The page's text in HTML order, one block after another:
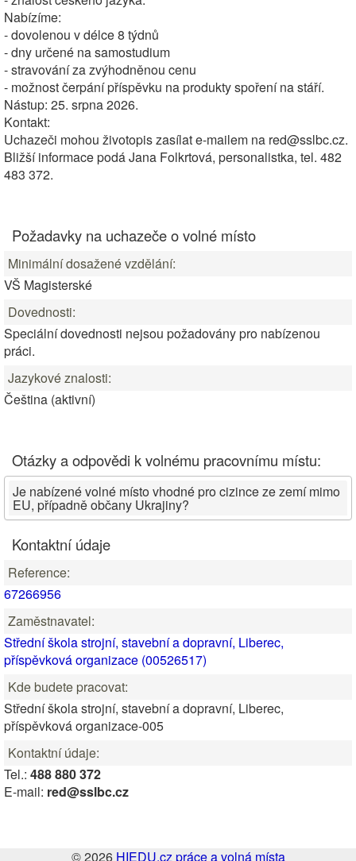
Nabízíme:
- dovolenou v délce 8 týdnů
- dny určené na samostudium
- stravování za zvýhodněnou cenu
- možnost čerpání příspěvku na produkty spoření na stáří.
Nástup: 25. srpna 2026.
Kontakt:
Uchazeči mohou životopis zasílat e-mailem na red@sslbc.cz.
Bližší informace podá Jana Folkrtová, personalistka, tel. 482
483 372.
Požadavky na uchazeče o volné místo
Minimální dosažené vzdělání:
VŠ Magisterské
Dovednosti:
Speciální dovednosti nejsou požadovány pro nabízenou
práci.
Jazykové znalosti:
Čeština (aktivní)
Otázky a odpovědi k volnému pracovnímu místu:
Je nabízené volné místo vhodné pro cizince ze zemí mimo
EU, případně občany Ukrajiny?
Kontaktní údaje
Reference:
67266956
Zaměstnavatel:
Střední škola strojní, stavební a dopravní, Liberec,
příspěvková organizace (00526517)
Kde budete pracovat:
Střední škola strojní, stavební a dopravní, Liberec,
příspěvková organizace-005
Kontaktní údaje:
Tel.: 488 880 372
E-mail: red@sslbc.cz
© 2026 HIEDU.cz práce a volná místa